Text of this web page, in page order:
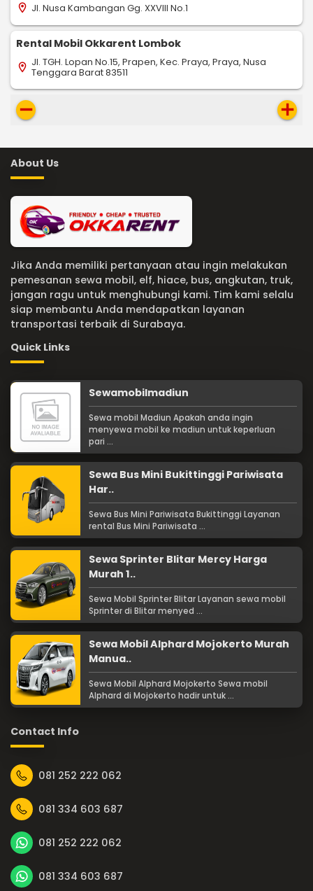
location_on Jl. Nusa Kambangan Gg. XXVIII No.1
Rental Mobil Okkarent Lombok
location_on Jl. TGH. Lopan No.15, Prapen, Kec. Praya, Praya, Nusa
Tenggara Barat 83511
remove add
About Us
Jika Anda memiliki pertanyaan atau ingin melakukan
pemesanan sewa mobil, elf, hiace, bus, angkutan, truk,
jangan ragu untuk menghubungi kami. Tim kami selalu
siap membantu Anda mendapatkan layanan
transportasi terbaik di Surabaya.
Quick Links
Sewamobilmadiun
Sewa mobil Madiun Apakah anda ingin
menyewa mobil ke madiun untuk keperluan
pari ...
Sewa Bus Mini Bukittinggi Pariwisata
Har..
Sewa Bus Mini Pariwisata Bukittinggi Layanan
rental Bus Mini Pariwisata ...
Sewa Sprinter Blitar Mercy Harga
Murah 1..
Sewa Mobil Sprinter Blitar Layanan sewa mobil
Sprinter di Blitar menyed ...
Sewa Mobil Alphard Mojokerto Murah
Manua..
Sewa Mobil Alphard Mojokerto Sewa mobil
Alphard di Mojokerto hadir untuk ...
Contact Info
081 252 222 062
081 334 603 687
081 252 222 062
081 334 603 687